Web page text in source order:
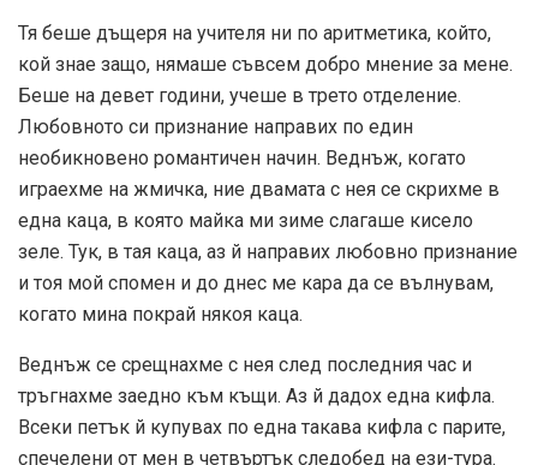
Тя беше дъщеря на учителя ни по аритметика, който,
кой знае защо, нямаше съвсем добро мнение за мене.
Беше на девет години, учеше в трето отделение.
Любовното си признание направих по един
необикновено романтичен начин. Веднъж, когато
играехме на жмичка, ние двамата с нея се скрихме в
една каца, в която майка ми зиме слагаше кисело
зеле. Тук, в тая каца, аз й направих любовно признание
и тоя мой спомен и до днес ме кара да се вълнувам,
когато мина покрай някоя каца.
Веднъж се срещнахме с нея след последния час и
тръгнахме заедно към къщи. Аз й дадох една кифла.
Всеки петък й купувах по една такава кифла с парите,
спечелени от мен в четвъртък следобед на ези-тура.